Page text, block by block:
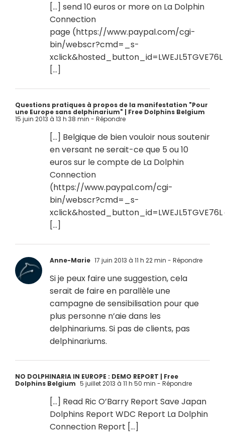
[…] send 10 euros or more on La Dolphin
Connection
page (https://www.paypal.com/cgi-
bin/webscr?cmd=_s-
[…]
Questions pratiques à propos de la manifestation "Pour
une Europe sans delphinarium" | Free Dolphins Belgium
15 juin 2013 à 13 h 38 min - Répondre
[…] Belgique de bien vouloir nous soutenir
en versant ne serait-ce que 5 ou 10
euros sur le compte de La Dolphin
Connection
(https://www.paypal.com/cgi-
bin/webscr?cmd=_s-
xclick&hosted_button_id=LWEJL5TGVE76L
[…]
Anne-Marie 17 juin 2013 à 11 h 22 min - Répondre
Si je peux faire une suggestion, cela
serait de faire en parallèle une
campagne de sensibilisation pour que
plus personne n’aie dans les
delphinariums. Si pas de clients, pas
delphinariums.
NO DOLPHINARIA IN EUROPE : DEMO REPORT | Free
Dolphins Belgium 5 juillet 2013 à 11 h 50 min - Répondre
[…] Read Ric O’Barry Report Save Japan
Dolphins Report WDC Report La Dolphin
Connection Report […]